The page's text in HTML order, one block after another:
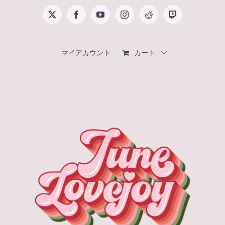
X FacebookYouTubeInstagramReddit Twitch
マイアカウント カート